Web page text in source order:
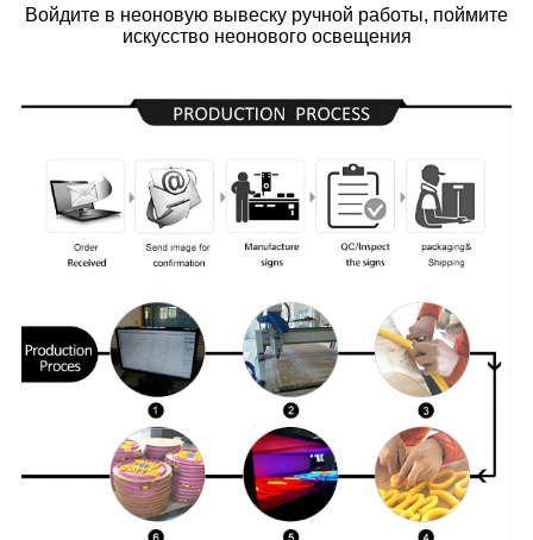
Войдите в неоновую вывеску ручной работы, поймите
искусство неонового освещения